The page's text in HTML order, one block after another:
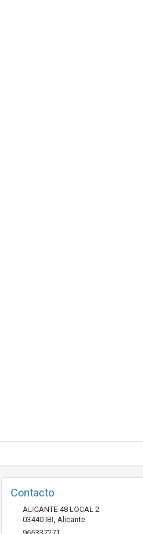
Contacto
ALICANTE 48 LOCAL 2
03440 IBI, Alicante